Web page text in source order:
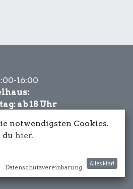
16:00
ab 18 Uhr
notwendigsten Cookies.
du hier.
Datenschutzvereinbarung
Alles klar!